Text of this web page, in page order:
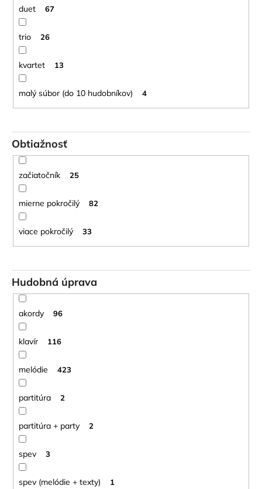
duet 67
trio 26
kvartet 13
malý súbor (do 10 hudobníkov) 4
Obtiažnosť
začiatočník 25
mierne pokročilý 82
viace pokročilý 33
Hudobná úprava
akordy 96
klavír 116
melódie 423
partitúra 2
partitúra + party 2
spev 3
spev (melódie + texty) 1